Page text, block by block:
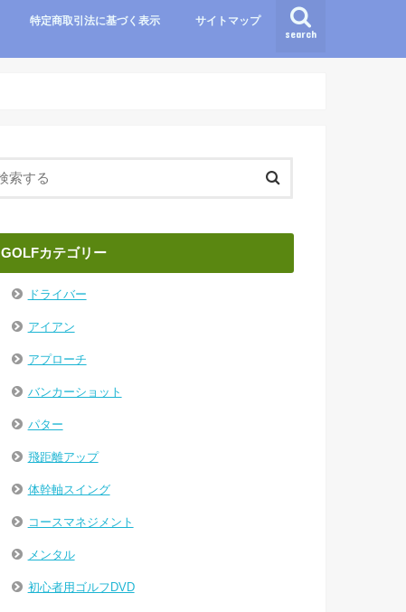
search
特定商取引法に基づく表示 サイトマップ
GOLFカテゴリー
ドライバー
アイアン
アプローチ
バンカーショット
パター
飛距離アップ
体幹軸スイング
コースマネジメント
メンタル
初心者用ゴルフDVD